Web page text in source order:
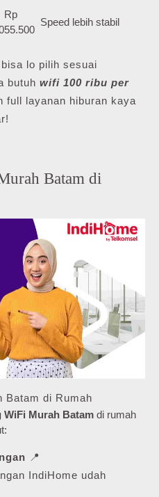
Rp
55.500
Speed lebih stabil
lo pilih sesuai
butuh wifi 100 ribu per
full layanan hiburan kaya
Batam di
Batam di Rumah
WiFi Murah Batam di rumah
📍
IndiHome udah